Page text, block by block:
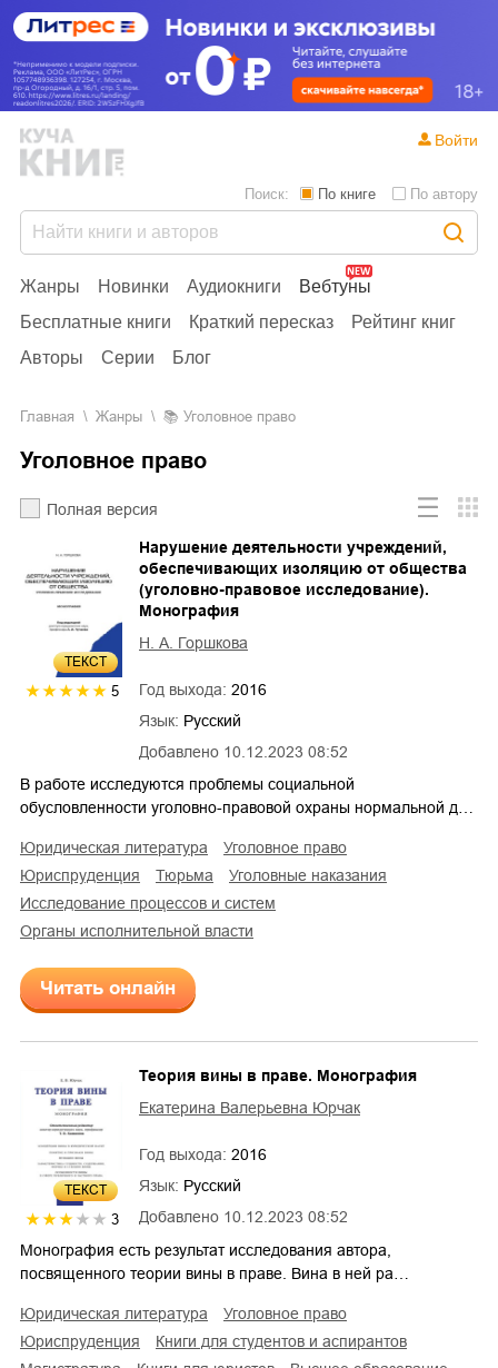
Жанры Новинки Аудиокниги
Вебтуны
Бесплатные книги
Краткий пересказ
Рейтинг книг
Авторы
Серии Блог
Поиск: По книге По автору
Войти
Главная Жанры Уголовное право
Уголовное право
Полная версия
ТЕКСТ
5
Добавлено 10.12.2023 08:52
Нарушение деятельности учреждений,
обеспечивающих изоляцию от общества
(уголовно-правовое исследование).
Монография
Н. А. Горшкова
Год выхода: 2016
Язык: Русский
В работе исследуются проблемы социальной
обусловленности уголовно-правовой охраны нормальной д…
юридическая литература
уголовное право
юриспруденция
тюрьма
уголовные наказания
исследование процессов и систем
органы исполнительной власти
Читать онлайн
ТЕКСТ
3 Добавлено 10.12.2023 08:52
Теория вины в праве. Монография
Екатерина Валерьевна Юрчак
Год выхода: 2016
Язык: Русский
Монография есть результат исследования автора,
посвященного теории вины в праве. Вина в ней ра…
юридическая литература
уголовное право
юриспруденция
книги для студентов и аспирантов